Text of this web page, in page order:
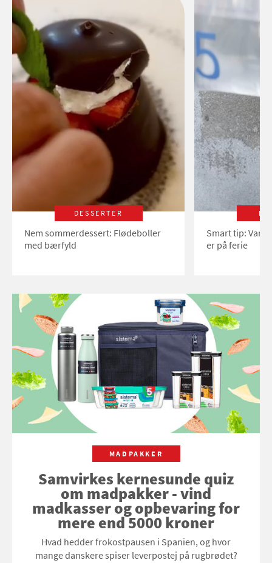
DESSERTER
Nem sommerdessert: Flødeboller
med bærfyld
Smart tip:
er på ferie
MADPAKKER
Samvirkes kernesunde quiz
om madpakker - vind
madkasser og opbevaring for
mere end 5000 kroner
Hvad hedder frokostpausen i Spanien, og hvor
mange danskere spiser leverpostej på rugbrødet?